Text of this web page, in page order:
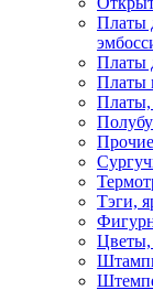
Платы
Платы
Платы
Платы,
Тэги,
Цветы,